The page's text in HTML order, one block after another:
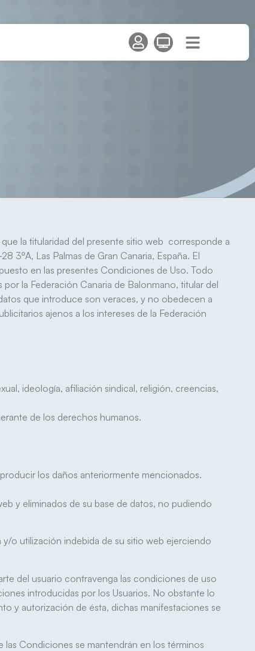
la titularidad del presente sitio web corresponde a
Las Palmas de Gran Canaria, España. El
en las presentes Condiciones de Uso. Todo
la Federación Canaria de Balonmano, titular del
que introduce son veraces, y no obedecen a
ajenos a los intereses de la Federación
ideología, afiliación sindical, religión, creencias,
de los derechos humanos.
los daños anteriormente mencionados.
y eliminados de su base de datos, no pudiendo
o utilización indebida de su sitio web ejerciendo
del usuario contravenga las condiciones de uso
introducidas por los Usuarios. No obstante lo
y autorización de ésta, dichas manifestaciones se
las Condiciones se mantendrán en los términos